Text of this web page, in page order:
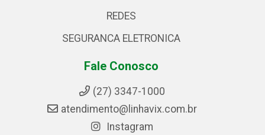
REDES
SEGURANCA ELETRONICA
Fale Conosco
(27) 3347-1000
atendimento@linhavix.com.br
Instagram